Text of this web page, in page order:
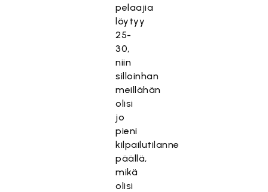
pelaajia
löytyy
25-
30,
niin
silloinhan
meillähän
olisi
jo
pieni
kilpailutilanne
päällä,
mikä
olisi